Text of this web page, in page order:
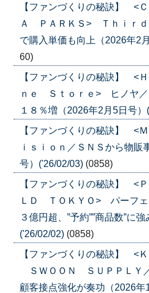
【ファンづくりの秘訣】 <
Ａ ＰＡＲＫＳ> Ｔｈｉｒｄ
で購入単価も向上（2026年2
60)
【ファンづくりの秘訣】 <
ｎｅ Ｓｔｏｒｅ> ヒノヤ／
１８％増（2026年2月5日号
【ファンづくりの秘訣】 <
ｉｓｉｏｎ／ＳＮＳから物販
号）('26/02/03) (0858)
【ファンづくりの秘訣】 <
ＬＤ ＴＯＫＹＯ> パーフェ
３億円超、”予約””商品数”に
('26/02/02) (0858)
【ファンづくりの秘訣】 <
ＳＷＯＯＮ ＳＵＰＰＬＹ／
顧客接点強化が奏功（2026